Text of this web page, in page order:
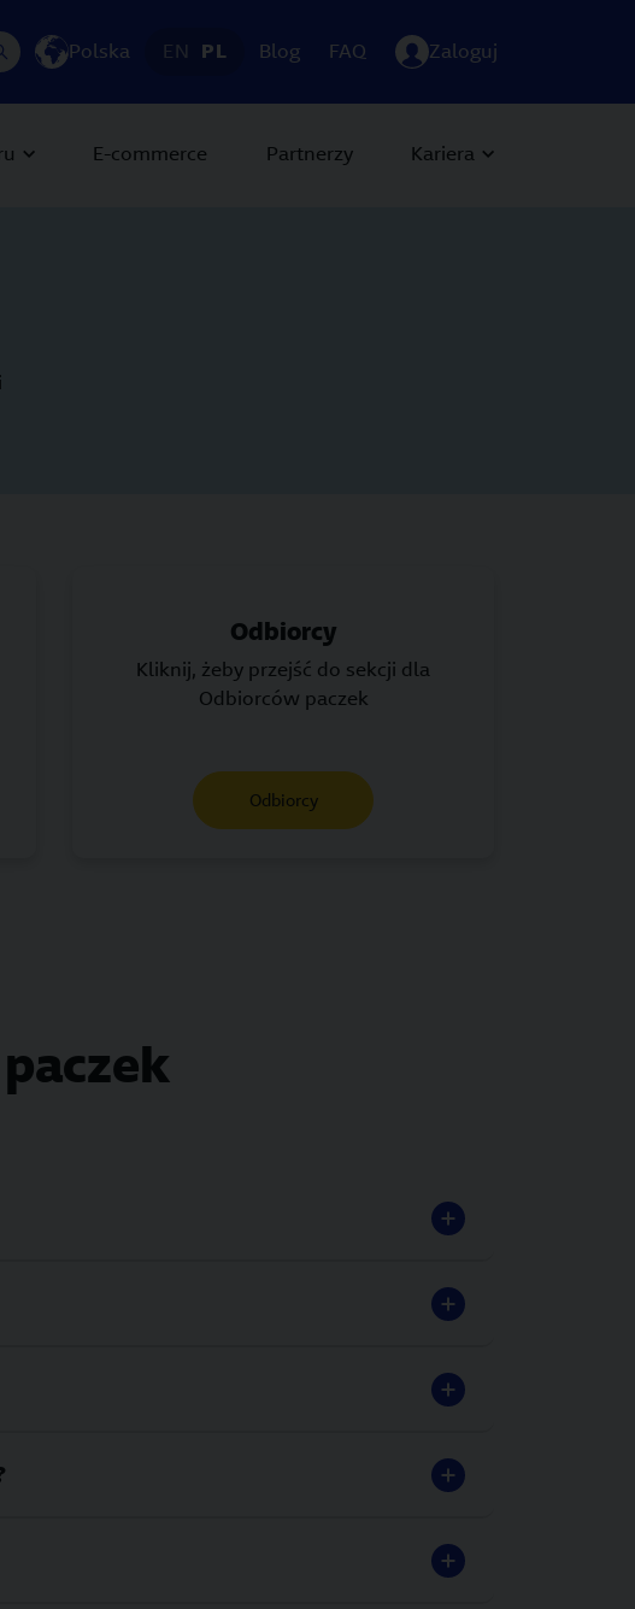
Polska EN PL Blog FAQ Zaloguj
E-commerce Partnerzy Kariera
Odbiorcy
Kliknij, żeby przejść do sekcji dla
Odbiorców paczek
Odbiorcy